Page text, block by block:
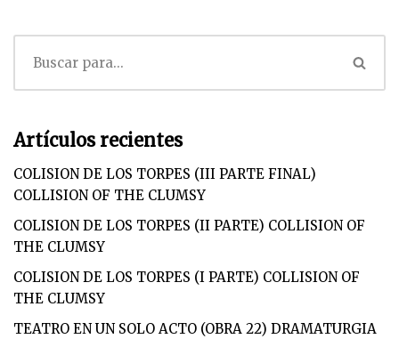
Artículos recientes
COLISION DE LOS TORPES (III PARTE FINAL)
COLLISION OF THE CLUMSY
COLISION DE LOS TORPES (II PARTE) COLLISION OF
THE CLUMSY
COLISION DE LOS TORPES (I PARTE) COLLISION OF
THE CLUMSY
TEATRO EN UN SOLO ACTO (OBRA 22) DRAMATURGIA